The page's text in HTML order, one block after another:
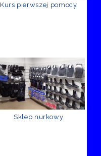
Kurs pierwszej pomocy
Sklep nurkowy